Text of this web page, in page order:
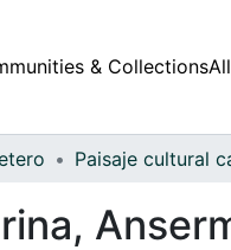
& Collections
Paisaje cultural